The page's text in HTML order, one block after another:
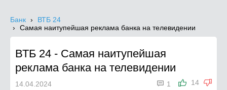
Банк
ВТБ 24
Самая наитупейшая реклама банка на телевидении
ВТБ 24 - Самая наитупейшая
реклама банка на телевидении
14
 1
14.04.2024